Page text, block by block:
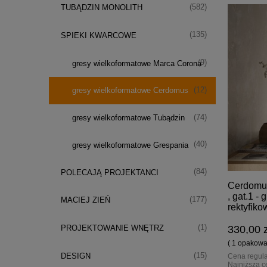
TUBĄDZIN MONOLITH (582)
SPIEKI KWARCOWE (135)
gresy wielkoformatowe Marca Corona(9)
gresy wielkoformatowe Cerdomus (12)
gresy wielkoformatowe Tubądzin (74)
gresy wielkoformatowe Grespania (40)
POLECAJĄ PROJEKTANCI (84)
MACIEJ ZIEŃ (177)
PROJEKTOWANIE WNĘTRZ (1)
DESIGN (15)
, gat.1 -
330,00
( 1
Cena
Najniższa